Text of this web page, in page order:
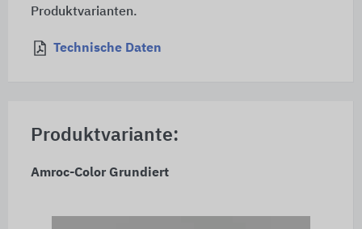
Produktvarianten.
Technische Daten
Produktvariante:
Amroc-Color Grundiert